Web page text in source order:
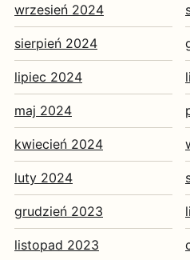
wrzesień 2024
sierpień 2024
lipiec 2024
maj 2024
kwiecień 2024
luty 2024
grudzień 2023
listopad 2023